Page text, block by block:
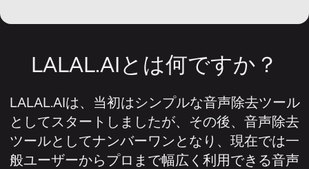
LALAL.AIとは何ですか？
LALAL.AIは、当初はシンプルな音声除去ツール
としてスタートしましたが、その後、音声除去
ツールとしてナンバーワンとなり、現在では一
般ユーザーからプロまで幅広く利用できる音声